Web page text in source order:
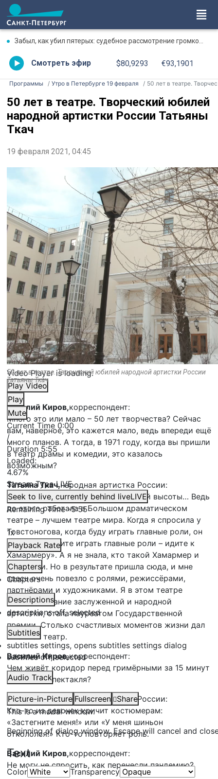
Забыл, как убил пятерых: судебное рассмотрение громкого дела о массовом убийстве в Липной Горке приостановлено
Смотреть эфир $80,9293 €93,1901
Программы Утро в Петербурге 19 февраля 50 лет в театре. Творческий юбилей народной артистки России Татьяны Ткач
50 лет в театре. Творческий юбилей
народной артистки России Татьяны
Ткач
19 февраля 2021, 04:45
Video Player is loading.
Play Video
Play
Mute
Current Time 0:00
/
Duration 5:55
Loaded:
4.67%
Stream TypeLIVE
Seek to live, currently behind liveLIVE
Remaining Time-5:55
1x
Playback Rate
Chapters
Chapters
Descriptions
descriptions off, selected
Subtitles
subtitles settings, opens subtitles settings dialog
subtitles off, selected
Audio Track
Picture-in-Picture Fullscreen
Share
This is a modal window.
Beginning of dialog window. Escape will cancel and
Text
Color Transparency
50 лет в театре. Творческий юбилей народной артистки России
Татьяны Ткач
Василий Киров,корреспондент:
Много это или мало – 50 лет творчества? Сейчас
вам, наверное, это кажется мало, ведь впереди ещё
много планов. А тогда, в 1971 году, когда вы пришли
в театр драмы и комедии, это казалось
возможным?
Татьяна Ткач,народная артистка России:
Сюда я пришла с такой невероятной высоты… Ведь
до этого работала в Большом драматическом
театре – лучшем театре мира. Когда я спросила у
Товстоногова, когда буду играть главные роли, он
ответил: «Хотите играть главные роли – идите к
Хамармеру». А я не знала, кто такой Хамармер и
куда идти. Но в результате пришла сюда, и мне
здесь очень повезло с ролями, режиссёрами,
партнёрами и художниками. Я в этом театре
получила звание заслуженной и народной
артистки, стала лауреатом Государственной
премии. Столько счастливых моментов жизни дал
мне этот театр.
Василий Киров,корреспондент:
Чем живёт коридор перед гримёрными за 15 минут
до начала спектакля?
Татьяна Ткач,народная артистка России:
Кто-то из девочек кричит костюмерам:
«Застегните меня!» или «У меня шиньон
откололся!» Кто-то повторяет роль.
Василий Киров,корреспондент:
Не могу не спросить, как перенесли пандемию?